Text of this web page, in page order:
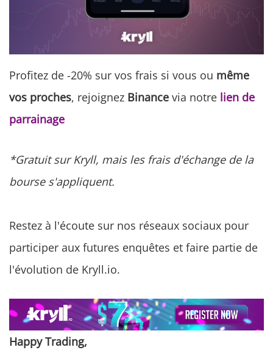
Profitez de -20% sur vos frais si vous ou même
vos proches, rejoignez Binance via notre lien de
parrainage
*Gratuit sur Kryll, mais les frais d'échange de la
bourse s'appliquent.
Restez à l'écoute sur nos réseaux sociaux pour
participer aux futures enquêtes et faire partie de
l'évolution de Kryll.io.
Happy Trading,